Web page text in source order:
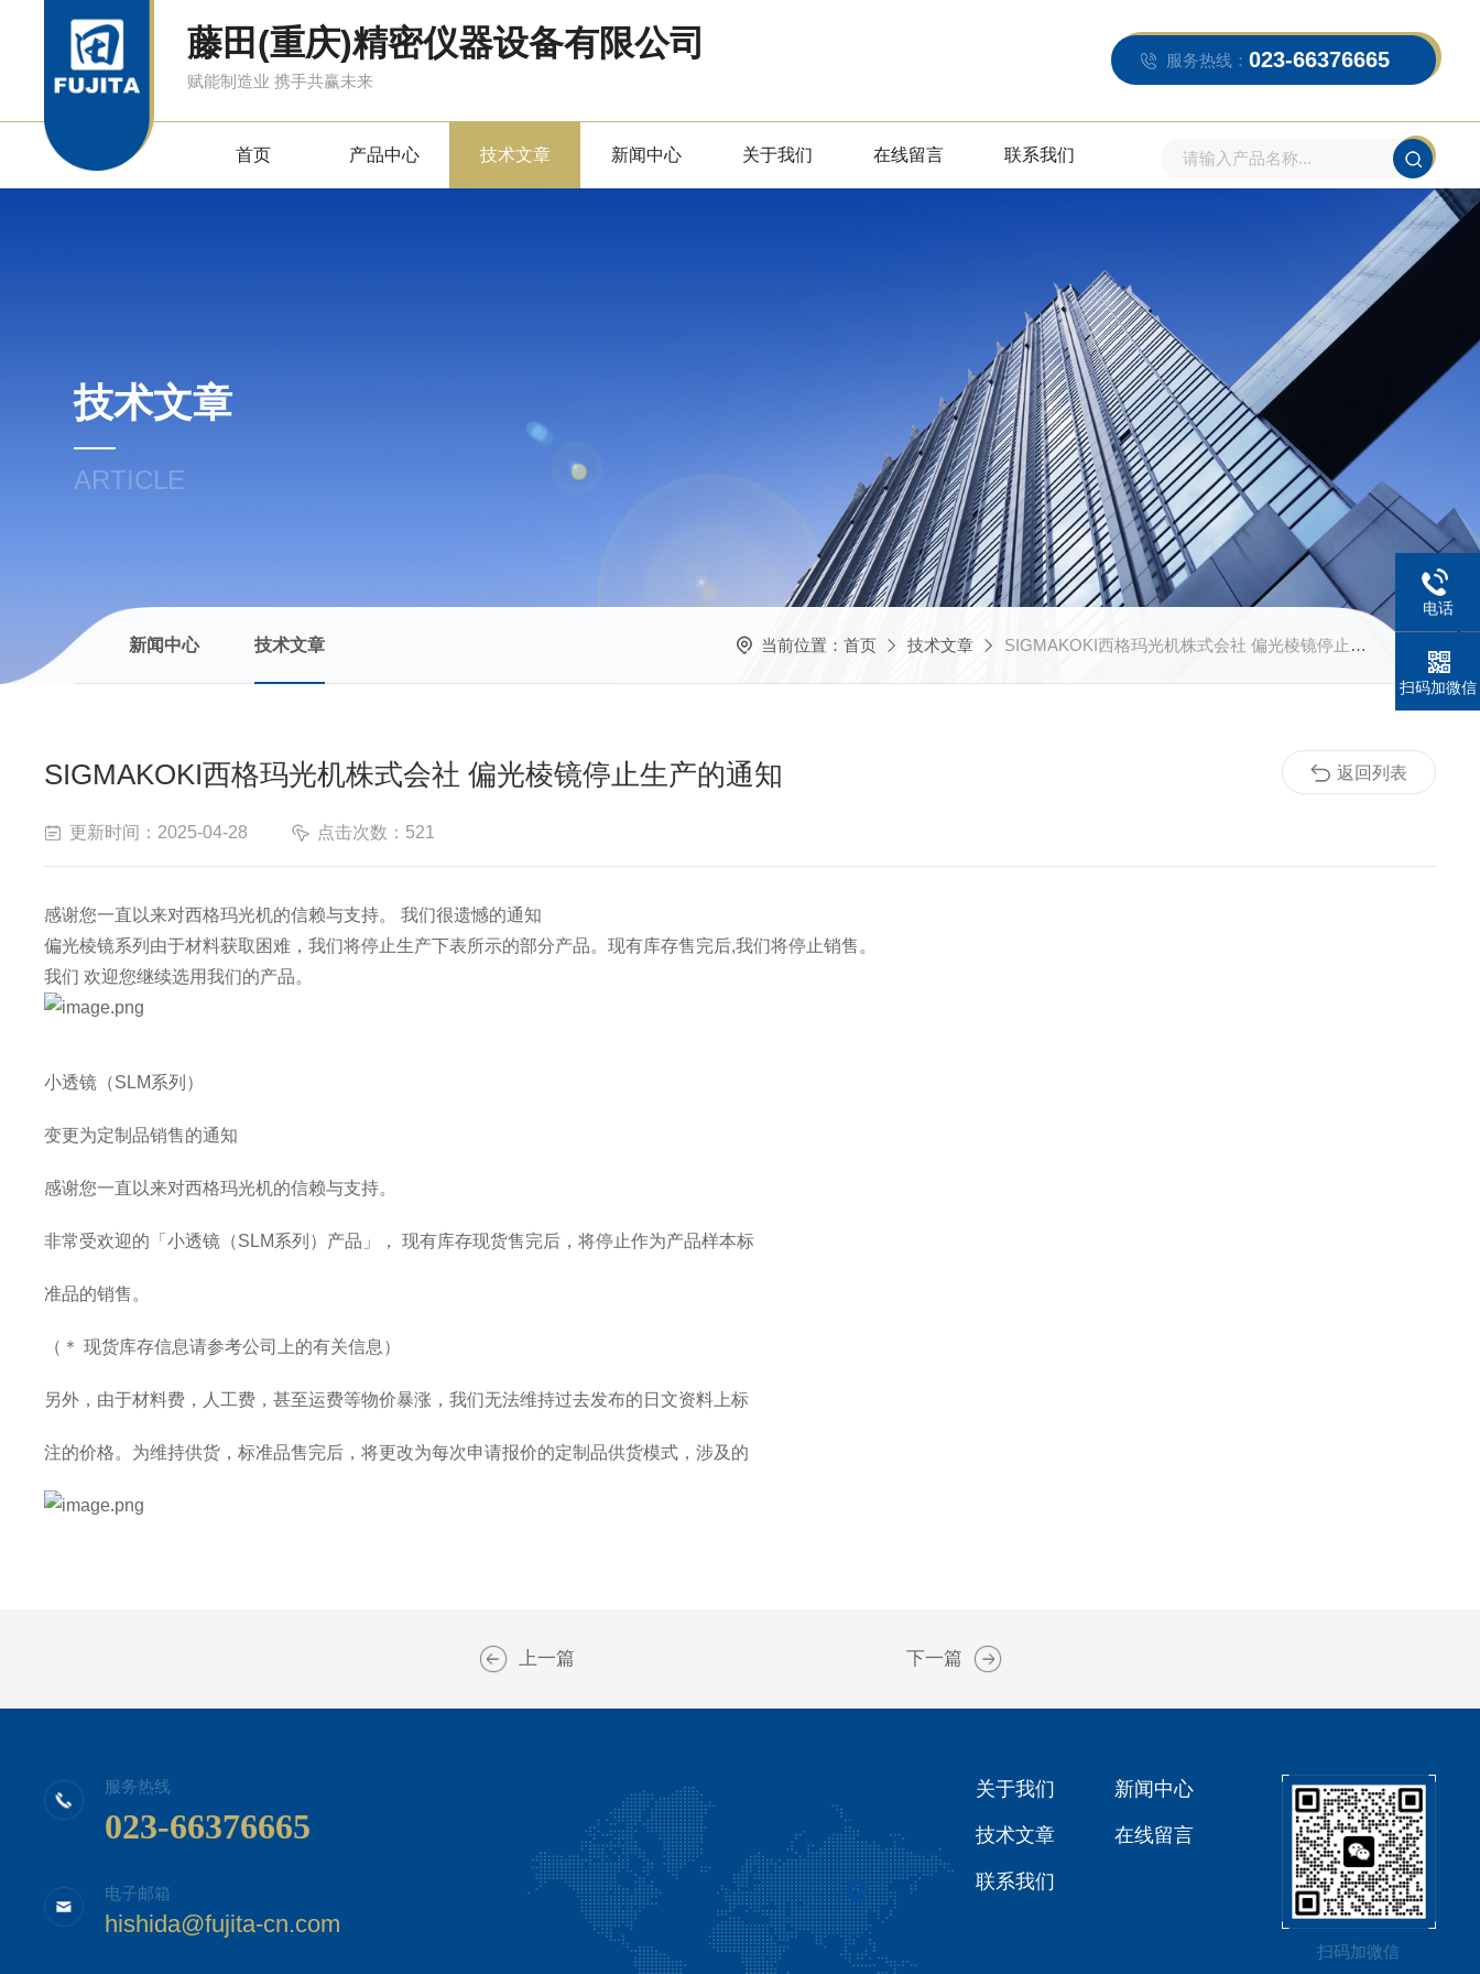
藤田(重庆)精密仪器设备有限公司
赋能制造业 携手共赢未来
服务热线： 023-66376665
首页 产品中心 技术文章 新闻中心 关于我们 在线留言 联系我们
技术文章
ARTICLE
新闻中心 技术文章 当前位置： 首页 技术文章 SIGMAKOKI西格玛光机株式会社 偏光棱镜停止生产的通知
SIGMAKOKI西格玛光机株式会社 偏光棱镜停止生产的通知
更新时间：2025-04-28 点击次数：521
感谢您一直以来对西格玛光机的信赖与支持。 我们很遗憾的通知
偏光棱镜系列由于材料获取困难，我们将停止生产下表所示的部分产品。现有库存售完后,我们将停止销售。
我们 欢迎您继续选用我们的产品。
小透镜（SLM系列）
变更为定制品销售的通知
感谢您一直以来对西格玛光机的信赖与支持。
非常受欢迎的「小透镜（SLM系列）产品」， 现有库存现货售完后，将停止作为产品样本标
准品的销售。
（＊ 现货库存信息请参考公司上的有关信息）
另外，由于材料费，人工费，甚至运费等物价暴涨，我们无法维持过去发布的日文资料上标
注的价格。为维持供货，标准品售完后，将更改为每次申请报价的定制品供货模式，涉及的
返回列表
上一篇 下一篇
服务热线
023-66376665
电子邮箱
hishida@fujita-cn.com
扫码加微信
关于我们 新闻中心
技术文章 在线留言
联系我们
电话
扫码加微信